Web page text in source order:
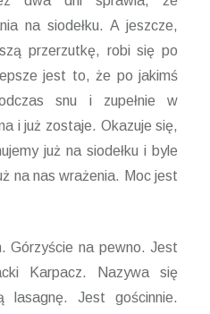
na siodełku. A jeszcze,
przerzutkę, robi się po
jest to, że po jakimś
snu i zupełnie w
i już zostaje. Okazuje się,
już na siodełku i byle
na nas wrażenia. Moc jest
Górzyście na pewno. Jest
Karpacz. Nazywa się
lasagnę. Jest gościnnie.